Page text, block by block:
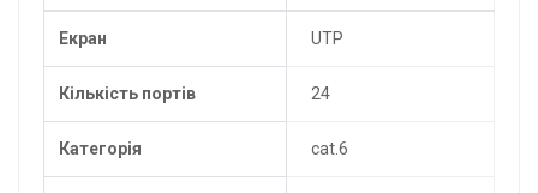
Екран UTP
Кількість портів 24
Категорія cat.6